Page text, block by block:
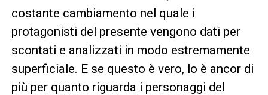
costante cambiamento nel quale i
protagonisti del presente vengono dati per
scontati e analizzati in modo estremamente
superficiale. E se questo è vero, lo è ancor di
più per quanto riguarda i personaggi del